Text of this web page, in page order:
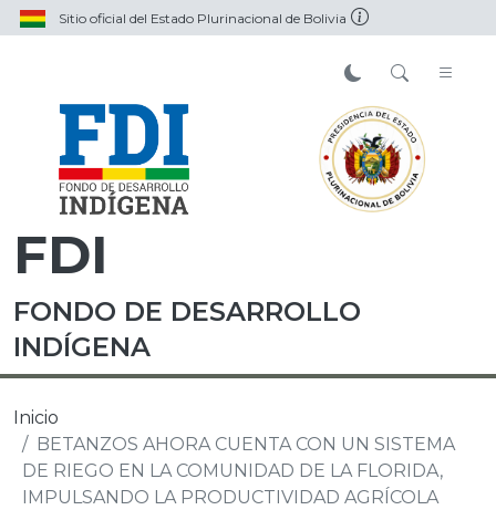
Sitio oficial del Estado Plurinacional de Bolivia
FDI
FONDO DE DESARROLLO
INDÍGENA
Inicio
BETANZOS AHORA CUENTA CON UN SISTEMA
DE RIEGO EN LA COMUNIDAD DE LA FLORIDA,
IMPULSANDO LA PRODUCTIVIDAD AGRÍCOLA